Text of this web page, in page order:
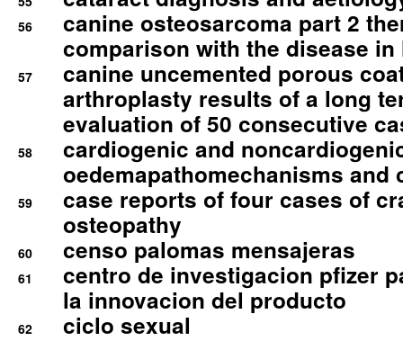
56
canine osteosarcoma part 2
comparison with the disease in
57
canine uncemented porous
arthroplasty results of a long
evaluation of 50 consecutive
58
cardiogenic and
oedemapathomechanisms and
59
case reports of four cases of
osteopathy
60 censo palomas mensajeras
61
centro de investigacion pfizer
la innovacion del producto
62 ciclo sexual